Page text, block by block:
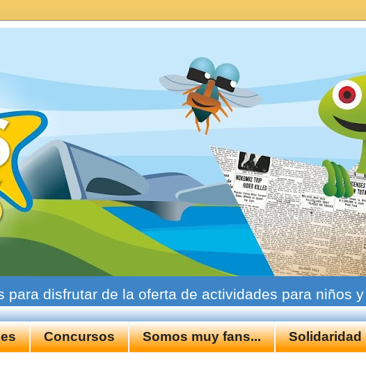
disfrutar de la oferta de actividades para niños y
Concursos Somos muy fans... Solidaridad